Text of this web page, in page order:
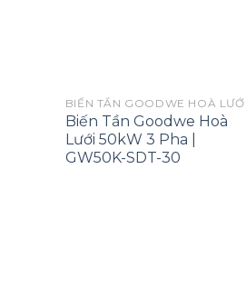
BIẾN TẦN GOODWE HOÀ LƯỚI
Biến Tần Goodwe Hoà
Lưới 50kW 3 Pha |
GW50K-SDT-30